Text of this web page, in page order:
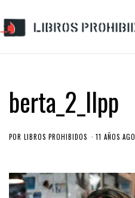
berta_2_llpp
POR LIBROS PROHIBIDOS 11 AÑOS AGO